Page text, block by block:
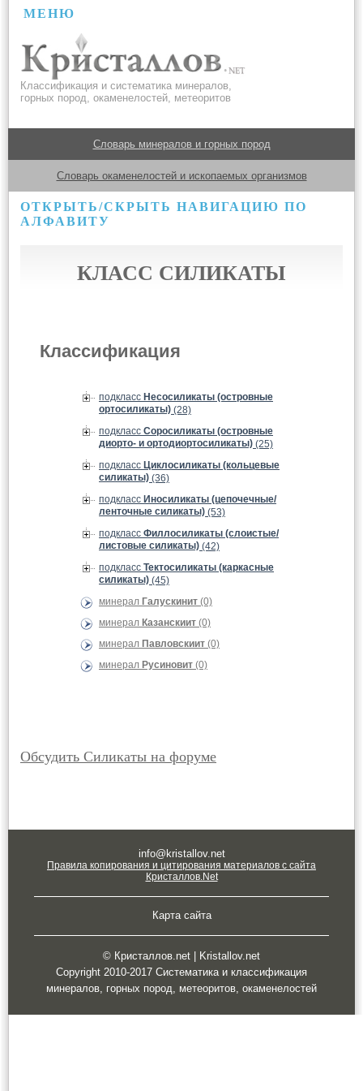
МЕНЮ
Классификация и систематика минералов,
горных пород, окаменелостей, метеоритов
Словарь минералов и горных пород
Словарь окаменелостей и ископаемых организмов
ОТКРЫТЬ/СКРЫТЬ НАВИГАЦИЮ ПО
АЛФАВИТУ
КЛАСС СИЛИКАТЫ
Классификация
подкласс Несосиликаты (островные
ортосиликаты) (28)
подкласс Соросиликаты (островные
диорто- и ортодиортосиликаты) (25)
подкласс Циклосиликаты (кольцевые
силикаты) (36)
подкласс Иносиликаты (цепочечные/
ленточные силикаты) (53)
подкласс Филлосиликаты (слоистые/
листовые силикаты) (42)
подкласс Тектосиликаты (каркасные
силикаты) (45)
минерал Галускинит (0)
минерал Казанскиит (0)
минерал Павловскиит (0)
минерал Русиновит (0)
Обсудить Силикаты на форуме
info@kristallov.net
Правила копирования и цитирования материалов с сайта
Кристаллов.Net
Карта сайта
© Кристаллов.net | Kristallov.net
Copyright 2010-2017 Систематика и классификация
минералов, горных пород, метеоритов, окаменелостей